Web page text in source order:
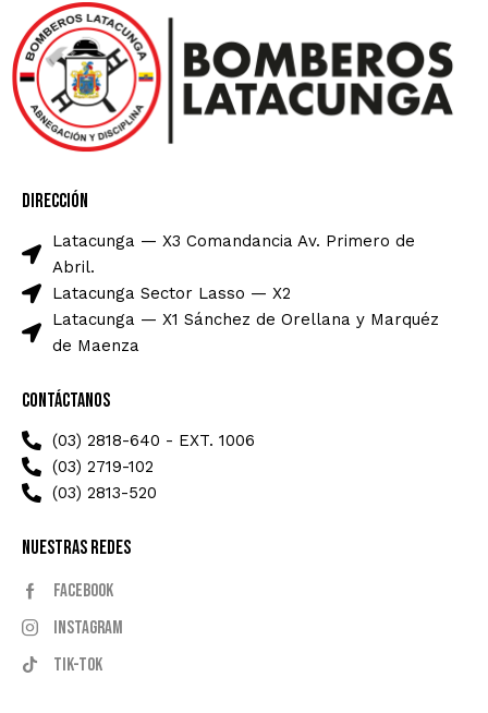
Dirección
Latacunga — X3 Comandancia Av. Primero de
Abril.
Latacunga Sector Lasso — X2
Latacunga — X1 Sánchez de Orellana y Marquéz
de Maenza
Contáctanos
(03) 2818-640 - EXT. 1006
(03) 2719-102
(03) 2813-520
Nuestras Redes
Facebook
Instagram
Tik-tok